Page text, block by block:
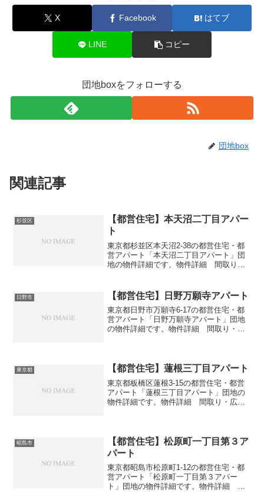
X Facebook はてブ
LINE コピー
団地boxをフォローする
団地box
関連記事
杉並区
【都営住宅】本天沼二丁目アパー
ト
東京都杉並区本天沼2-38の都営住宅・都
営アパート「本天沼二丁目アパート」団
地の物件詳細です。物件詳細 間取り・
1DK-3DK広さ・面積34-57㎡建設年度築年
数19...
日野市 【都営住宅】日野万願寺アパート
東京都日野市万願寺6-17の都営住宅・都
営アパート「日野万願寺アパート」団地
の物件詳細です。物件詳細 間取り・広
通・ア...
東京都 【都営住宅】蓮根三丁目アパート
東京都板橋区蓮根3-15の都営住宅・都営
アパート「蓮根三丁目アパート」団地の
物件詳細です。物件詳細 間取り・広さ
セス主な...
昭島市
【都営住宅】松原町一丁目第３ア
パート
東京都昭島市松原町1-12の都営住宅・都
営アパート「松原町一丁目第３アパー
ト」団地の物件詳細です。物件詳細 間